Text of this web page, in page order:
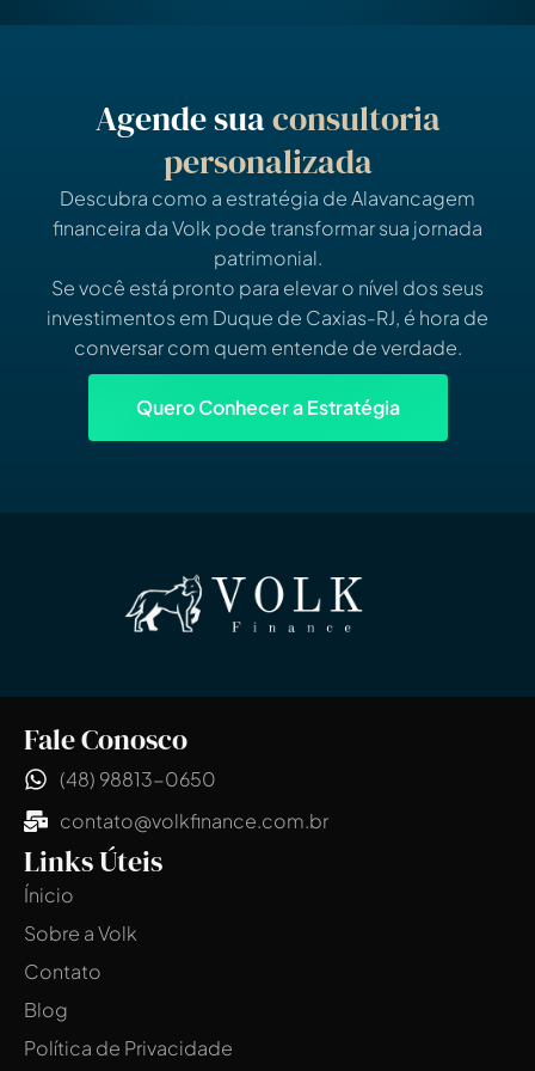
Agende suaconsultoria
personalizada
Descubra como a estratégia de Alavancagem
financeira da Volk pode transformar sua jornada
patrimonial.
Se você está pronto para elevar o nível dos seus
investimentos em Duque de Caxias-RJ, é hora de
conversar com quem entende de verdade.
Quero Conhecer a Estratégia
Fale Conosco
(48) 98813-0650
contato@volkfinance.com.br
Links Úteis
Ínicio
Sobre a Volk
Contato
Blog
Política de Privacidade